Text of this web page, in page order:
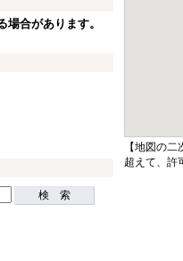
合があります。
検 索
【地図の
超えて、許